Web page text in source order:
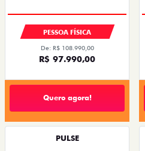
PESSOA FÍSICA
De: R$ 108.990,00
R$ 97.990,00
Quero agora!
PULSE